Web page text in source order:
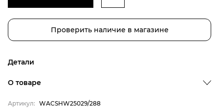
Проверить наличие в магазине
Детали
О товаре
Артикул: WACSHW25029/288